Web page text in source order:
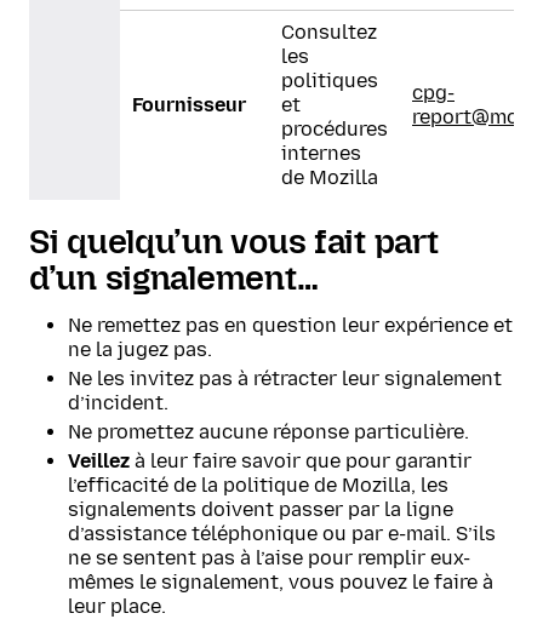
Fournisseur
Consultez
les
politiques
et
procédures
internes
de Mozilla
cpg-
Si quelqu’un vous fait part
d’un signalement…
Ne remettez pas en question leur expérience et
ne la jugez pas.
Ne les invitez pas à rétracter leur signalement
d’incident.
Ne promettez aucune réponse particulière.
Veillez à leur faire savoir que pour garantir
l’efficacité de la politique de Mozilla, les
signalements doivent passer par la ligne
d’assistance téléphonique ou par e-mail. S’ils
ne se sentent pas à l’aise pour remplir eux-
mêmes le signalement, vous pouvez le faire à
leur place.